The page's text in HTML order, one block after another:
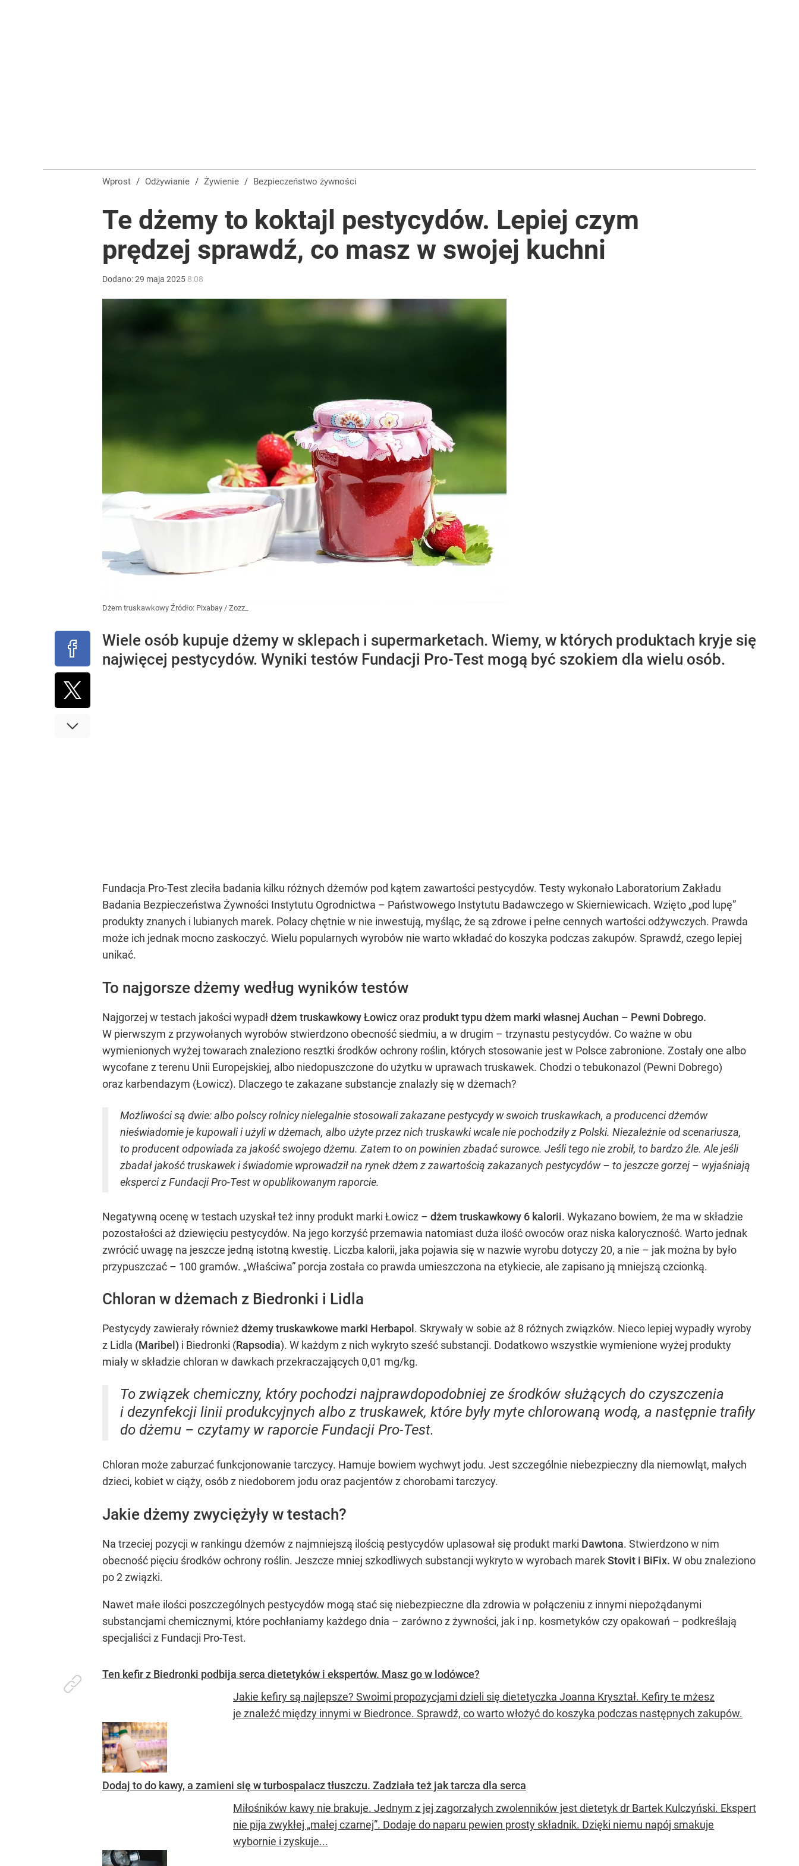
Wprost / Odżywianie / Żywienie / Bezpieczeństwo żywności
Te dżemy to koktajl pestycydów. Lepiej czym
prędzej sprawdź, co masz w swojej kuchni
Dodano:29 maja 2025 8:08
Dżem truskawkowy Źródło: Pixabay / Zozz_
Wiele osób kupuje dżemy w sklepach i supermarketach. Wiemy, w których produktach kryje się
najwięcej pestycydów. Wyniki testów Fundacji Pro-Test mogą być szokiem dla wielu osób.
Fundacja Pro-Test zleciła badania kilku różnych dżemów pod kątem zawartości pestycydów. Testy wykonało Laboratorium Zakładu
Badania Bezpieczeństwa Żywności Instytutu Ogrodnictwa – Państwowego Instytutu Badawczego w Skierniewicach. Wzięto „pod lupę”
produkty znanych i lubianych marek. Polacy chętnie w nie inwestują, myśląc, że są zdrowe i pełne cennych wartości odżywczych. Prawda
może ich jednak mocno zaskoczyć. Wielu popularnych wyrobów nie warto wkładać do koszyka podczas zakupów. Sprawdź, czego lepiej
unikać.
To najgorsze dżemy według wyników testów
Najgorzej w testach jakości wypadłdżem truskawkowy Łowiczoraz produkt typu dżem marki własnej Auchan – Pewni Dobrego.
W pierwszym z przywołanych wyrobów stwierdzono obecność siedmiu, a w drugim – trzynastu pestycydów. Co ważne w obu
wymienionych wyżej towarach znaleziono resztki środków ochrony roślin, których stosowanie jest w Polsce zabronione. Zostały one albo
wycofane z terenu Unii Europejskiej, albo niedopuszczone do użytku w uprawach truskawek. Chodzi o tebukonazol (Pewni Dobrego)
oraz karbendazym (Łowicz). Dlaczego te zakazane substancje znalazły się w dżemach?
Możliwości są dwie: albo polscy rolnicy nielegalnie stosowali zakazane pestycydy w swoich truskawkach, a producenci dżemów
nieświadomie je kupowali i użyli w dżemach, albo użyte przez nich truskawki wcale nie pochodziły z Polski. Niezależnie od scenariusza,
to producent odpowiada za jakość swojego dżemu. Zatem to on powinien zbadać surowce. Jeśli tego nie zrobił, to bardzo źle. Ale jeśli
zbadał jakość truskawek i świadomie wprowadził na rynek dżem z zawartością zakazanych pestycydów – to jeszcze gorzej – wyjaśniają
eksperci z Fundacji Pro-Test w opublikowanym raporcie.
Negatywną ocenę w testach uzyskał też inny produkt marki Łowicz – dżem truskawkowy 6 kalorii. Wykazano bowiem, że ma w składzie
pozostałości aż dziewięciu pestycydów. Na jego korzyść przemawia natomiast duża ilość owoców oraz niska kaloryczność. Warto jednak
zwrócić uwagę na jeszcze jedną istotną kwestię. Liczba kalorii, jaka pojawia się w nazwie wyrobu dotyczy 20, a nie – jak można by było
przypuszczać – 100 gramów. „Właściwa” porcja została co prawda umieszczona na etykiecie, ale zapisano ją mniejszą czcionką.
Chloran w dżemach z Biedronki i Lidla
Pestycydy zawierały również dżemy truskawkowe marki Herbapol . Skrywały w sobie aż 8 różnych związków. Nieco lepiej wypadły wyroby
z Lidla (Maribel) i Biedronki (Rapsodia). W każdym z nich wykryto sześć substancji. Dodatkowo wszystkie wymienione wyżej produkty
miały w składzie chloran w dawkach przekraczających 0,01 mg/kg.
To związek chemiczny, który pochodzi najprawdopodobniej ze środków służących do czyszczenia
i dezynfekcji linii produkcyjnych albo z truskawek, które były myte chlorowaną wodą, a następnie trafiły
do dżemu – czytamy w raporcie Fundacji Pro-Test.
Chloran może zaburzać funkcjonowanie tarczycy. Hamuje bowiem wychwyt jodu. Jest szczególnie niebezpieczny dla niemowląt, małych
dzieci, kobiet w ciąży, osób z niedoborem jodu oraz pacjentów z chorobami tarczycy.
Jakie dżemy zwyciężyły w testach?
Na trzeciej pozycji w rankingu dżemów z najmniejszą ilością pestycydów uplasował się produkt marki Dawtona. Stwierdzono w nim
obecność pięciu środków ochrony roślin. Jeszcze mniej szkodliwych substancji wykryto w wyrobach marekStovit i BiFix. W obu znaleziono
po 2 związki.
Nawet małe ilości poszczególnych pestycydów mogą stać się niebezpieczne dla zdrowia w połączeniu z innymi niepożądanymi
substancjami chemicznymi, które pochłaniamy każdego dnia – zarówno z żywności, jak i np. kosmetyków czy opakowań – podkreślają
specjaliści z Fundacji Pro-Test.
Ten kefir z Biedronki podbija serca dietetyków i ekspertów. Masz go w lodówce?
Jakie kefiry są najlepsze? Swoimi propozycjami dzieli się dietetyczka Joanna Kryształ. Kefiry te mżesz
je znaleźć między innymi w Biedronce. Sprawdź, co warto włożyć do koszyka podczas następnych zakupów.
Dodaj to do kawy, a zamieni się w turbospalacz tłuszczu. Zadziała też jak tarcza dla serca
Miłośników kawy nie brakuje. Jednym z jej zagorzałych zwolenników jest dietetyk dr Bartek Kulczyński. Ekspert
nie pija zwykłej „małej czarnej”. Dodaje do naparu pewien prosty składnik. Dzięki niemu napój smakuje
wybornie i zyskuje...